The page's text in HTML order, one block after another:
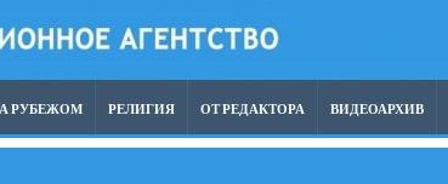
РУБЕЖОМ РЕЛИГИЯ ОТ РЕДАКТОРА ВИДЕОАРХИВ